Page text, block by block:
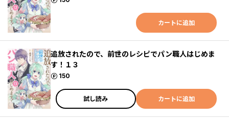
カートに追加
追放されたので、前世のレシピでパン職人はじめま
す！１３
150
ポイント
試し読み カートに追加